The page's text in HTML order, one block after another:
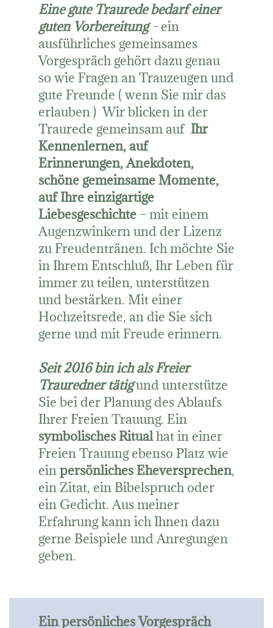
Eine gute Traurede bedarf einer
guten Vorbereitung–ein
ausführliches gemeinsames
Vorgespräch gehört dazu genau
so wie Fragen an Trauzeugen und
gute Freunde ( wenn Sie mir das
erlauben ) Wir blicken in der
Traurede gemeinsam auf Ihr
Kennenlernen, auf
Erinnerungen, Anekdoten,
schöne gemeinsame Momente,
auf Ihre einzigartige
Liebesgeschichte – mit einem
Augenzwinkern und der Lizenz
zu Freudentränen. Ich möchte Sie
in Ihrem Entschluß, Ihr Leben für
immer zu teilen, unterstützen
und bestärken. Mit einer
Hochzeitsrede, an die Sie sich
gerne und mit Freude erinnern.
Seit 2016 bin ich als Freier
Trauredner tätigund unterstütze
Sie bei der Planung des Ablaufs
Ihrer Freien Trauung. Ein
symbolisches Ritualhat in einer
Freien Trauung ebenso Platz wie
einpersönliches Eheversprechen,
ein Zitat, ein Bibelspruch oder
ein Gedicht. Aus meiner
Erfahrung kann ich Ihnen dazu
gerne Beispiele und Anregungen
geben.
Ein persönliches Vorgespräch